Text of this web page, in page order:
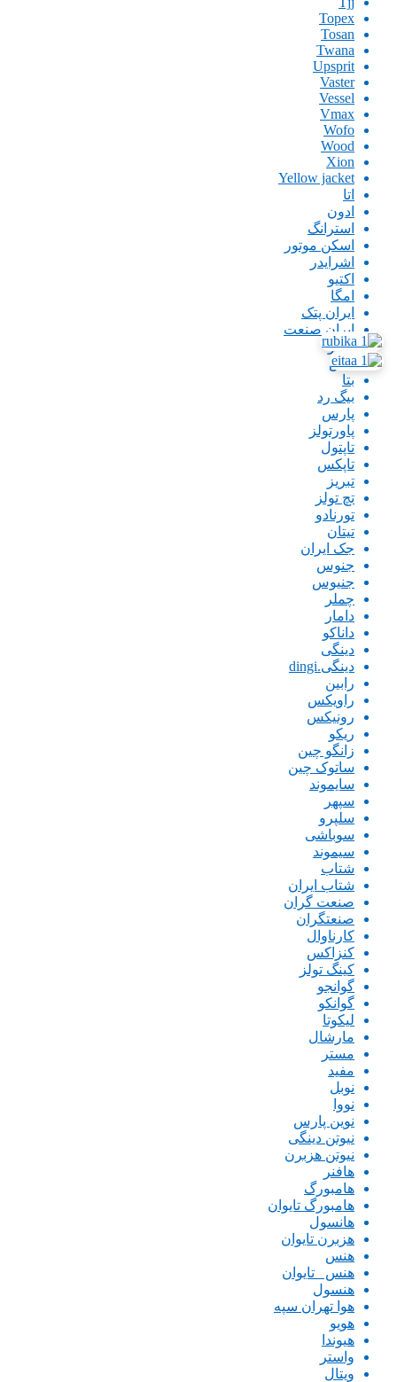
Topex
Tosan
Twana
Upsprit
Vaster
Vessel
Vmax
Wofo
Wood
Xion
Yellow jacket
اتا
ادون
استرانگ
اسکن موتور
اشرایدر
اکتیو
امگا
ایران پتک
ایران صنعت
اینگو
باس
بتا
بیگ رد
پارس
پاورتولز
تاپتول
تاپکس
تبریز
تچ تولز
تورنادو
تیتان
جک ایران
جنوس
جنیوس
چملر
دامار
داناکو
دینگی
دینگی.dingi
رابین
راویکس
رونیکس
ریکو
زانگو چین
ساتوک چین
سایموند
سپهر
سلپرو
سوباشی
سیموند
شتاب
شتاب ایران
صنعت گران
صنعتگران
کارناوال
کنزاکس
کینگ تولز
گوانجو
گوانکو
لیکوتا
مارشال
مستر
مفید
نوبل
نووا
نوین پارس
نیوتن دینگی
نیوتن هزبرن
هافنر
هامبورگ
هامبورگ تایوان
هانسول
هزبرن تایوان
هنس
هنس _تایوان
هنسول
هوا تهران سپه
هویو
هیوندا
واستر
ویتال